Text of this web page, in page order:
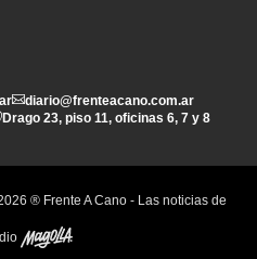
diario@frenteacano.com.ar
Drago 23, piso 11, oficinas 6, 7 y 8
® Frente A Cano - Las noticias de